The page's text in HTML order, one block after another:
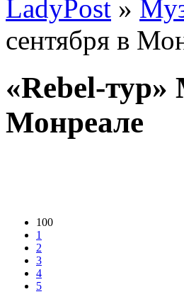
LadyPost »
сентября в
«Rebel-тур»
Монреале
100
1
2
3
4
5